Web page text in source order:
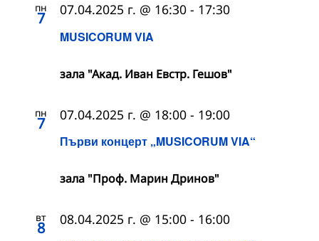
пн
7
MUSICORUM VIA
07.04.2025 г. @ 16:30 - 17:30
зала "Акад. Иван Евстр. Гешов"
пн
7
Първи концерт „MUSICORUM VIA“
07.04.2025 г. @ 18:00 - 19:00
зала "Проф. Марин Дринов"
вт
8 08.04.2025 г. @ 15:00 - 16:00